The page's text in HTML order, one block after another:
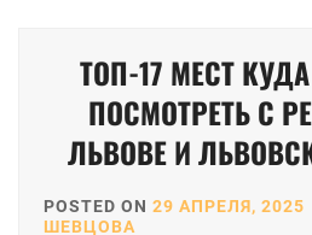
ТОП-17 МЕСТ
ПОСМОТРЕТЬ С
ЛЬВОВЕ И
POSTED ON 29 АПРЕЛЯ, 2025
ШЕВЦОВА